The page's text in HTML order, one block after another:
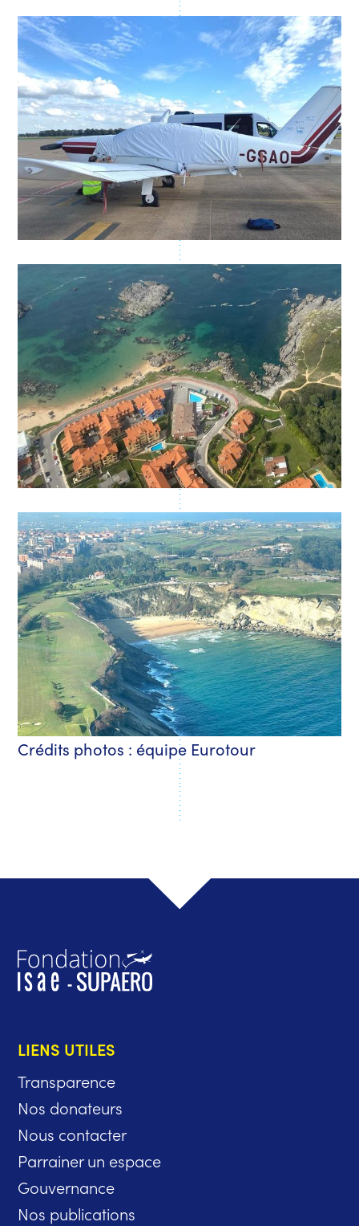
Crédits photos : équipe Eurotour
LIENS UTILES
Transparence
Nos donateurs
Nous contacter
Parrainer un espace
Gouvernance
Nos publications